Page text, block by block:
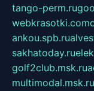
tango-perm.ru
webkrasotki.com
ankou.spb.ru
sakhatoday.ru
golf2club.msk.ru
multimodal.msk.ru